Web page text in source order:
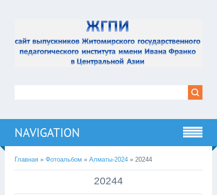
NAVIGATION
Главная » Фотоальбом » Алматы-2024 » 20244
20244